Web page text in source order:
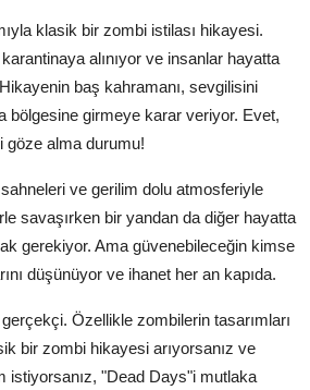
klasik bir zombi istilası hikayesi.
alınıyor ve insanlar hayatta
baş kahramanı, sevgilisini
bölgesine girmeye karar veriyor. Evet,
göze alma durumu!
ve gerilim dolu atmosferiyle
savaşırken bir yandan da diğer hayatta
gerekiyor. Ama güvenebileceğin kimse
düşünüyor ve ihanet her an kapıda.
Özellikle zombilerin tasarımları
bir zombi hikayesi arıyorsanız ve
istiyorsanız, "Dead Days"i mutlaka